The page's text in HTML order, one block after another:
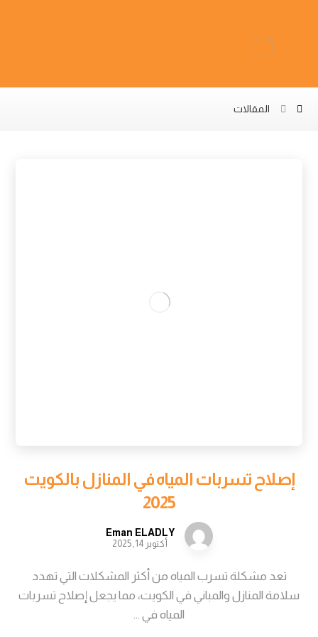
المقالات
إصلاح تسربات المياه في المنازل بالكويت
2025
Eman ELADLY
أكتوبر 14, 2025
تعد مشكلة تسرب المياه من أكثر المشكلات التي تهدد
سلامة المنازل والمباني في الكويت، مما يجعل إصلاح تسربات
المياه في ...